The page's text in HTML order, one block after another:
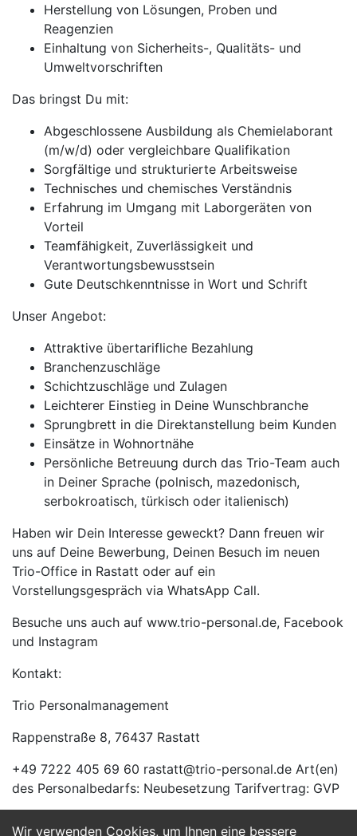
Wir verwenden Cookies, um Ihnen eine bessere
Herstellung von Lösungen, Proben und
Reagenzien
Einhaltung von Sicherheits-, Qualitäts- und
Umweltvorschriften
Das bringst Du mit:
Abgeschlossene Ausbildung als Chemielaborant
(m/w/d) oder vergleichbare Qualifikation
Sorgfältige und strukturierte Arbeitsweise
Technisches und chemisches Verständnis
Erfahrung im Umgang mit Laborgeräten von
Vorteil
Teamfähigkeit, Zuverlässigkeit und
Verantwortungsbewusstsein
Gute Deutschkenntnisse in Wort und Schrift
Unser Angebot:
Attraktive übertarifliche Bezahlung
Branchenzuschläge
Schichtzuschläge und Zulagen
Leichterer Einstieg in Deine Wunschbranche
Sprungbrett in die Direktanstellung beim Kunden
Einsätze in Wohnortnähe
Persönliche Betreuung durch das Trio-Team auch
in Deiner Sprache (polnisch, mazedonisch,
serbokroatisch, türkisch oder italienisch)
Haben wir Dein Interesse geweckt? Dann freuen wir
uns auf Deine Bewerbung, Deinen Besuch im neuen
Trio-Office in Rastatt oder auf ein
Vorstellungsgespräch via WhatsApp Call.
Besuche uns auch auf www.trio-personal.de, Facebook
und Instagram
Kontakt:
Trio Personalmanagement
Rappenstraße 8, 76437 Rastatt
+49 7222 405 69 60 rastatt@trio-personal.de Art(en)
des Personalbedarfs: Neubesetzung Tarifvertrag: GVP